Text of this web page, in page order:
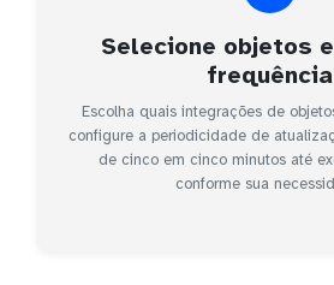
Selecione objetos
frequência
Escolha quais integrações de
configure a periodicidade de
de cinco em cinco minutos até
conforme sua